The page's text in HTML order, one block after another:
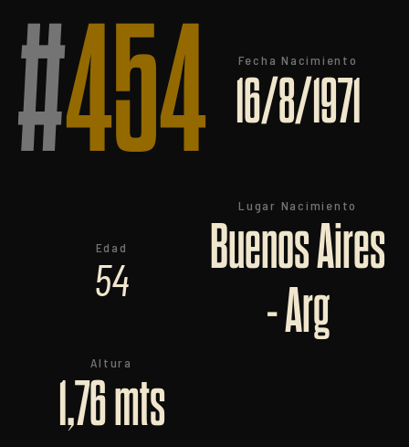
#454 Fecha Nacimiento
16/8/1971
Edad
54
Lugar Nacimiento
Buenos Aires
- Arg
Altura
1,76 mts